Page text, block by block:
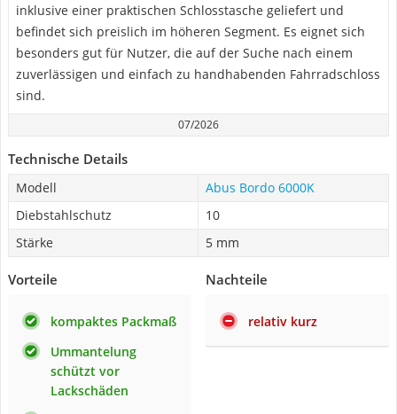
inklusive einer praktischen Schlosstasche geliefert und
befindet sich preislich im höheren Segment. Es eignet sich
besonders gut für Nutzer, die auf der Suche nach einem
zuverlässigen und einfach zu handhabenden Fahrradschloss
sind.
07/2026
Technische Details
Modell
Abus Bordo 6000K
Diebstahlschutz
10
Stärke
5 mm
Vorteile
kompaktes Packmaß
Ummantelung
schützt vor
Lackschäden
Nachteile
relativ kurz